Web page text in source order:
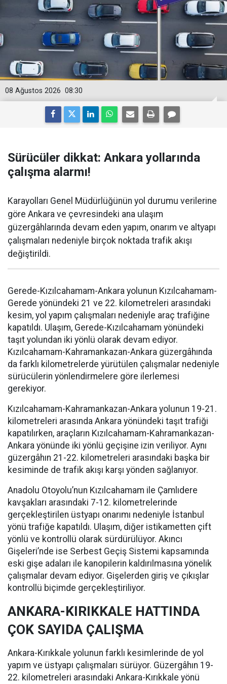
08:30
08 Ağustos 2026
Sürücüler dikkat: Ankara yollarında
çalışma alarmı!
Karayolları Genel Müdürlüğünün yol durumu verilerine
göre Ankara ve çevresindeki ana ulaşım
güzergâhlarında devam eden yapım, onarım ve altyapı
çalışmaları nedeniyle birçok noktada trafik akışı
değiştirildi.
Gerede-Kızılcahamam-Ankara yolunun Kızılcahamam-
Gerede yönündeki 21 ve 22. kilometreleri arasındaki
kesim, yol yapım çalışmaları nedeniyle araç trafiğine
kapatıldı. Ulaşım, Gerede-Kızılcahamam yönündeki
taşıt yolundan iki yönlü olarak devam ediyor.
Kızılcahamam-Kahramankazan-Ankara güzergâhında
da farklı kilometrelerde yürütülen çalışmalar nedeniyle
sürücülerin yönlendirmelere göre ilerlemesi
gerekiyor.
Kızılcahamam-Kahramankazan-Ankara yolunun 19-21.
kilometreleri arasında Ankara yönündeki taşıt trafiği
kapatılırken, araçların Kızılcahamam-Kahramankazan-
Ankara yönünde iki yönlü geçişine izin veriliyor. Aynı
güzergâhın 21-22. kilometreleri arasındaki başka bir
kesiminde de trafik akışı karşı yönden sağlanıyor.
Anadolu Otoyolu’nun Kızılcahamam ile Çamlıdere
kavşakları arasındaki 7-12. kilometrelerinde
gerçekleştirilen üstyapı onarımı nedeniyle İstanbul
yönü trafiğe kapatıldı. Ulaşım, diğer istikametten çift
yönlü ve kontrollü olarak sürdürülüyor. Akıncı
Gişeleri’nde ise Serbest Geçiş Sistemi kapsamında
eski gişe adaları ile kanopilerin kaldırılmasına yönelik
çalışmalar devam ediyor. Gişelerden giriş ve çıkışlar
kontrollü biçimde gerçekleştiriliyor.
ANKARA-KIRIKKALE HATTINDA
ÇOK SAYIDA ÇALIŞMA
Ankara-Kırıkkale yolunun farklı kesimlerinde de yol
yapım ve üstyapı çalışmaları sürüyor. Güzergâhın 19-
22. kilometreleri arasındaki Ankara-Kırıkkale yönü